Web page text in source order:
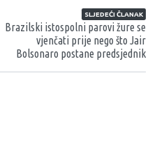
SLJEDEĆI ČLANAK
Brazilski istospolni parovi žure se
vjenčati prije nego što Jair
Bolsonaro postane predsjednik